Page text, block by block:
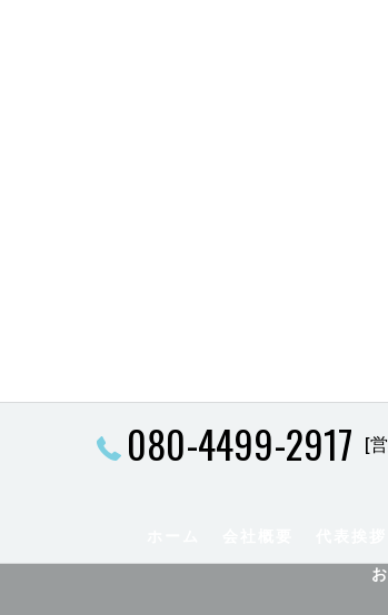
080-4499-2917 [